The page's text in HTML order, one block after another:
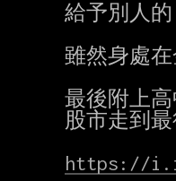
給予別人
雖然身處
最後附上高
股市走到
https://